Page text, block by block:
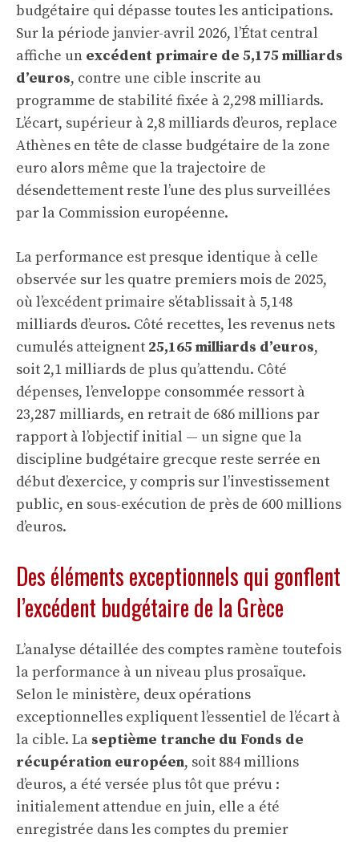
budgétaire qui dépasse toutes les anticipations.
Sur la période janvier-avril 2026, l’État central
affiche un excédent primaire de 5,175 milliards
d’euros, contre une cible inscrite au
programme de stabilité fixée à 2,298 milliards.
L’écart, supérieur à 2,8 milliards d’euros, replace
Athènes en tête de classe budgétaire de la zone
euro alors même que la trajectoire de
désendettement reste l’une des plus surveillées
par la Commission européenne.
La performance est presque identique à celle
observée sur les quatre premiers mois de 2025,
où l’excédent primaire s’établissait à 5,148
milliards d’euros. Côté recettes, les revenus nets
cumulés atteignent 25,165 milliards d’euros,
soit 2,1 milliards de plus qu’attendu. Côté
dépenses, l’enveloppe consommée ressort à
23,287 milliards, en retrait de 686 millions par
rapport à l’objectif initial — un signe que la
discipline budgétaire grecque reste serrée en
début d’exercice, y compris sur l’investissement
public, en sous-exécution de près de 600 millions
d’euros.
Des éléments exceptionnels qui gonflent
l’excédent budgétaire de la Grèce
L’analyse détaillée des comptes ramène toutefois
la performance à un niveau plus prosaïque.
Selon le ministère, deux opérations
exceptionnelles expliquent l’essentiel de l’écart à
la cible. La septième tranche du Fonds de
récupération européen, soit 884 millions
d’euros, a été versée plus tôt que prévu :
initialement attendue en juin, elle a été
enregistrée dans les comptes du premier